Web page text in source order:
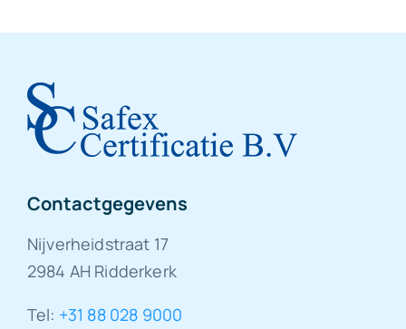
Contactgegevens
Nijverheidstraat 17
2984 AH Ridderkerk
Tel: +31 88 028 9000